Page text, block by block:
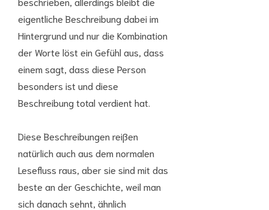
eigentliche Beschreibung dabei im
Hintergrund und nur die Kombination
der Worte löst ein Gefühl aus, dass
einem sagt, dass diese Person
besonders ist und diese
Beschreibung total verdient hat.
Diese Beschreibungen reißen
natürlich auch aus dem normalen
Lesefluss raus, aber sie sind mit das
beste an der Geschichte, weil man
sich danach sehnt, ähnlich